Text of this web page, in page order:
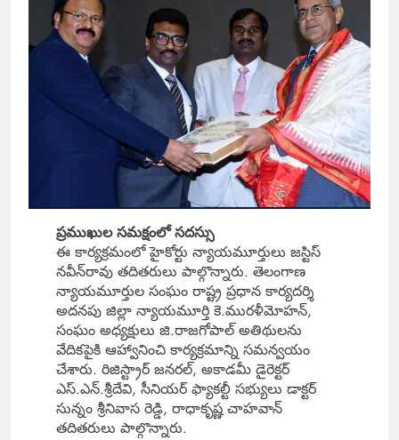
ప్రముఖుల సమక్షంలో సదస్సు
ఈ కార్యక్రమంలో హైకోర్టు న్యాయమూర్తులు జస్టిస్‌
నవీన్‌రావు తదితరులు పాల్గొన్నారు. తెలంగాణ
న్యాయమూర్తుల సంఘం రాష్ట్ర ప్రధాన కార్యదర్శి
అదనపు జిల్లా న్యాయమూర్తి కె.మురళీమోహన్‌,
సంఘం అధ్యక్షులు జి.రాజగోపాల్‌ అతిథులను
వేదికపైకి ఆహ్వానించి కార్యక్రమాన్ని సమన్వయం
చేశారు. రిజిస్ట్రార్‌ జనరల్‌, అకాడమీ డైరెక్టర్‌
ఎస్‌.ఎన్‌.శ్రీదేవి, సీనియర్‌ ఫ్యాకల్టీ సభ్యులు డాక్టర్‌
సున్నం శ్రీనివాస రెడ్డి, రాధాకృష్ణ చాహవాన్‌
తదితరులు పాల్గొన్నారు.